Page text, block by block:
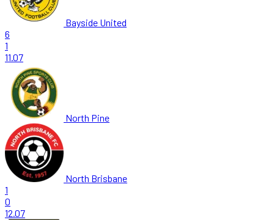
Bayside United
6
1
11.07
North Pine
North Brisbane
1
0
12.07